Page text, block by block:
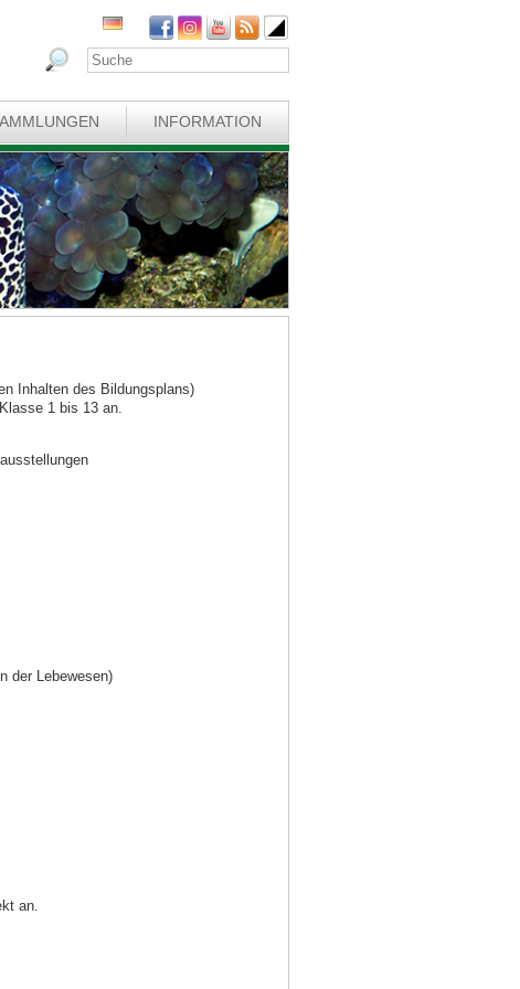
INFORMATION
Inhalten des Bildungsplans)
1 bis 13 an.
der Lebewesen)
an.